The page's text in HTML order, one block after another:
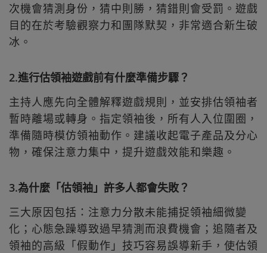
次機會猜測身份，猜中則勝，猜錯則會受罰。遊戲
目的在於考驗觀察力和團隊默契，非常適合新生破
冰。
2.進行估領袖遊戲前有什麼準備步驟？
主持人應先向全體解釋遊戲規則，並安排估領袖者
暫時離場或轉身。指定領袖後，所有人入位圍圈，
準備隨時模仿領袖動作。建議收起電子產品及分心
物，確保注意力集中，提升遊戲效能和樂趣。
3.為什麼「估領袖」許多人都會失敗？
三大原因包括：注意力分散未能捕捉領袖細微變
化；心態急躁導致過早猜測而浪費機會；追隨者及
領袖的高級「假動作」技巧容易誤導新手，使估領